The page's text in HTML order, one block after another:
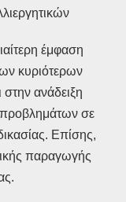
έμφαση
κυριότερων
στην ανάδειξη
προβλημάτων σε
Επίσης,
παραγωγής